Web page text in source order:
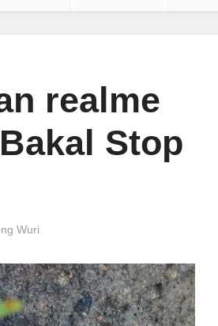
realme
Stop
Wuri